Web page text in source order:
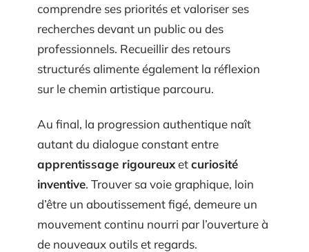
comprendre ses priorités et valoriser ses
recherches devant un public ou des
professionnels. Recueillir des retours
structurés alimente également la réflexion
sur le chemin artistique parcouru.
Au final, la progression authentique naît
autant du dialogue constant entre
apprentissage rigoureuxetcuriosité
inventive. Trouver sa voie graphique, loin
d’être un aboutissement figé, demeure un
mouvement continu nourri par l’ouverture à
de nouveaux outils et regards.